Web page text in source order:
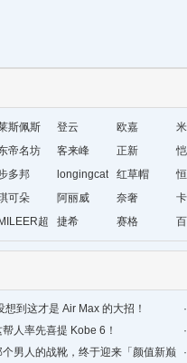
斯佩斯 登云 欧嘉
帝名坊 客来峰 正新
多邦 longingcat 红草帽
可朵 阿丽威 奈奢
MILEER超
店
捷希 赛格
想到这才是 Air Max 的大招！ ·
人率先喜提 Kobe 6！ ·
男人的战靴，终于迎来「颜值新巅 ·